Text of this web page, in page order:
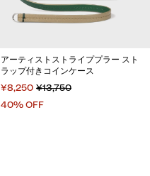
アーティストストライププラー スト
ラップ付きコインケース
¥8,250 ¥13,750
40% OFF